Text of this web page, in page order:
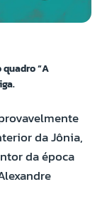
“A
da Jônia,
da época